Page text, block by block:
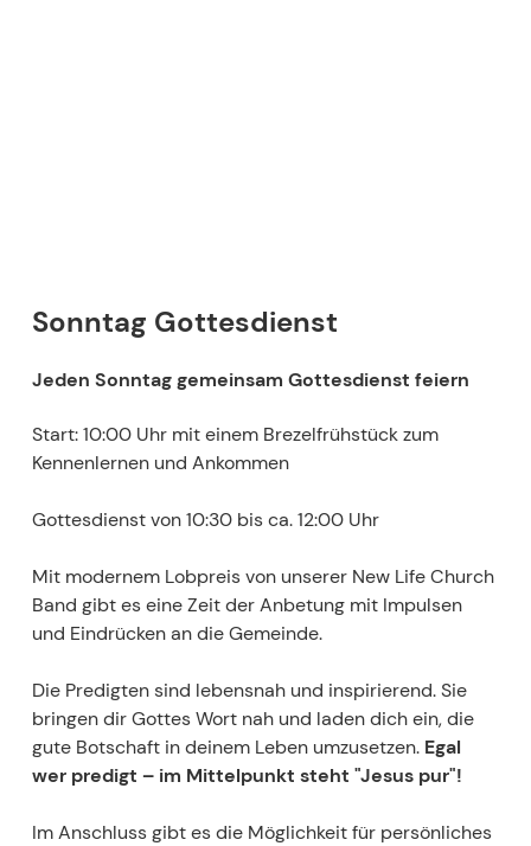
Sonntag Gottesdienst
Jeden Sonntag gemeinsam Gottesdienst feiern
Start: 10:00 Uhr mit einem Brezelfrühstück zum
Kennenlernen und Ankommen
Gottesdienst von 10:30 bis ca. 12:00 Uhr
Mit modernem Lobpreis von unserer New Life Church
Band gibt es eine Zeit der Anbetung mit Impulsen
und Eindrücken an die Gemeinde.
Die Predigten sind lebensnah und inspirierend. Sie
bringen dir Gottes Wort nah und laden dich ein, die
gute Botschaft in deinem Leben umzusetzen. Egal
wer predigt – im Mittelpunkt steht "Jesus pur"!
Im Anschluss gibt es die Möglichkeit für persönliches